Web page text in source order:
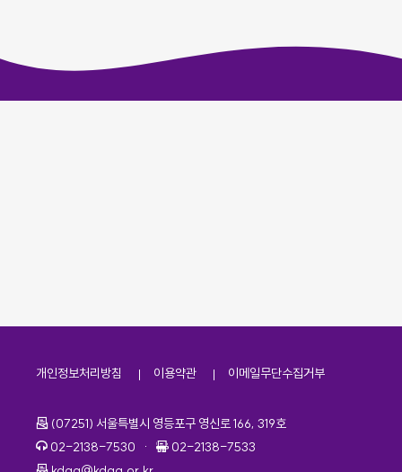
개인정보처리방침 이용약관 이메일무단수집거부
주소
(07251) 서울특별시 영등포구 영신로 166, 319호
전화번호
02-2138-7530 · 팩스번호
02-2138-7533